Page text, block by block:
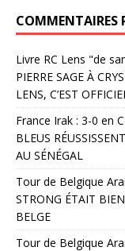
COMMENTAIRES
Livre RC Lens "de
PIERRE SAGE À
LENS, C’EST
France Irak : 3-0 en
BLEUS
AU SÉNÉGAL
Tour de Belgique
STRONG ÉTAIT
BELGE
Tour de Belgique